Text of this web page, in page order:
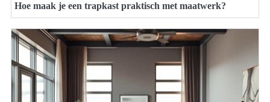
Hoe maak je een trapkast praktisch met maatwerk?